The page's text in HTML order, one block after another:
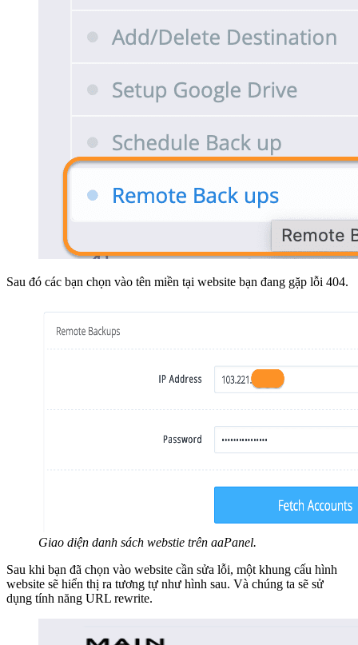
Sau đó các bạn chọn vào tên miền tại website bạn đang gặp lỗi 404.
Giao diện danh sách webstie trên aaPanel.
Sau khi bạn đã chọn vào website cần sửa lỗi, một khung cấu hình
website sẽ hiển thị ra tương tự như hình sau. Và chúng ta sẽ sử
dụng tính năng URL rewrite.